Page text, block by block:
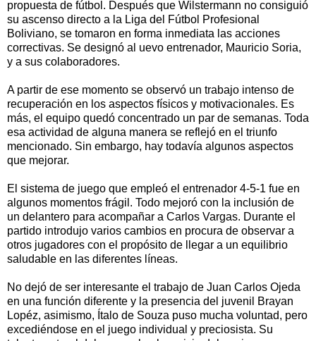
propuesta de fútbol. Después que Wilstermann no consiguió
su ascenso directo a la Liga del Fútbol Profesional
Boliviano, se tomaron en forma inmediata las acciones
correctivas. Se designó al uevo entrenador, Mauricio Soria,
y a sus colaboradores.
A partir de ese momento se observó un trabajo intenso de
recuperación en los aspectos físicos y motivacionales. Es
más, el equipo quedó concentrado un par de semanas. Toda
esa actividad de alguna manera se reflejó en el triunfo
mencionado. Sin embargo, hay todavía algunos aspectos
que mejorar.
El sistema de juego que empleó el entrenador 4-5-1 fue en
algunos momentos frágil. Todo mejoró con la inclusión de
un delantero para acompañar a Carlos Vargas. Durante el
partido introdujo varios cambios en procura de observar a
otros jugadores con el propósito de llegar a un equilibrio
saludable en las diferentes líneas.
No dejó de ser interesante el trabajo de Juan Carlos Ojeda
en una función diferente y la presencia del juvenil Brayan
Lopéz, asimismo, Ítalo de Souza puso mucha voluntad, pero
excediéndose en el juego individual y preciosista. Su